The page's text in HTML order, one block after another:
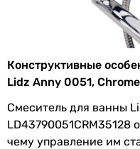
Физические
Цвет
Длина излива
Конструктивные
Lidz Anny 0051,
Смеситель для ванны
LD43790051CRM35128
чему управление им